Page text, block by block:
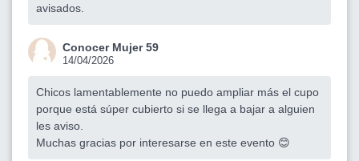
avisados.
Conocer Mujer 59
14/04/2026
Chicos lamentablemente no puedo ampliar más el cupo
porque está súper cubierto si se llega a bajar a alguien
les aviso.
Muchas gracias por interesarse en este evento 😊